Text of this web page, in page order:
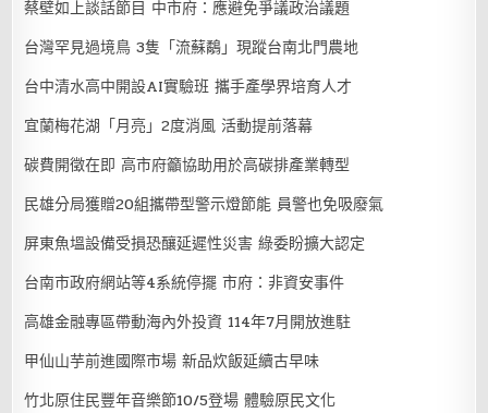
蔡壁如上談話節目 中市府：應避免爭議政治議題
台灣罕見過境鳥 3隻「流蘇鷸」現蹤台南北門農地
台中清水高中開設AI實驗班 攜手產學界培育人才
宜蘭梅花湖「月亮」2度消風 活動提前落幕
碳費開徵在即 高市府籲協助用於高碳排產業轉型
民雄分局獲贈20組攜帶型警示燈節能 員警也免吸廢氣
屏東魚塭設備受損恐釀延遲性災害 綠委盼擴大認定
台南市政府網站等4系統停擺 市府：非資安事件
高雄金融專區帶動海內外投資 114年7月開放進駐
甲仙山芋前進國際市場 新品炊飯延續古早味
竹北原住民豐年音樂節10/5登場 體驗原民文化